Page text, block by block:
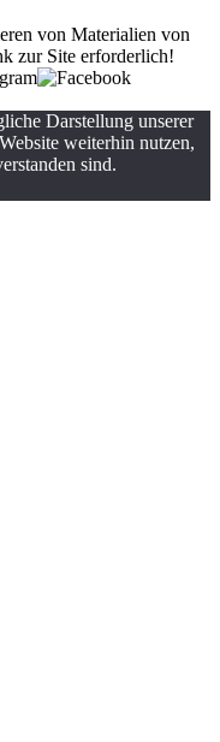
von Materialien von
zur Site erforderlich!
Darstellung unserer
weiterhin nutzen,
sind.